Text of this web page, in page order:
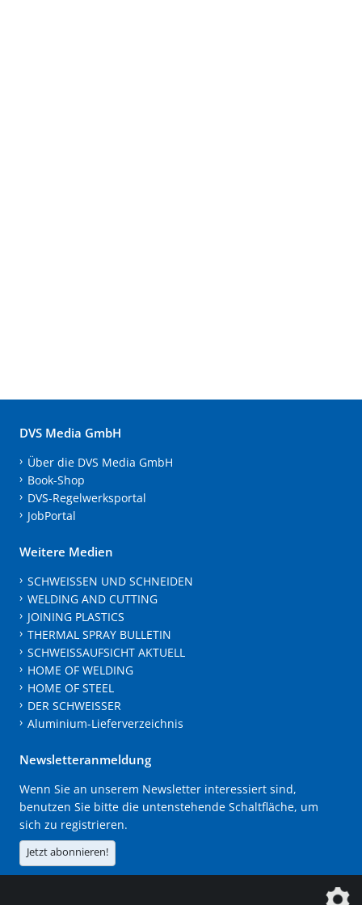
DVS Media GmbH
Über die DVS Media GmbH
Book-Shop
DVS-Regelwerksportal
JobPortal
Weitere Medien
SCHWEISSEN UND SCHNEIDEN
WELDING AND CUTTING
JOINING PLASTICS
THERMAL SPRAY BULLETIN
SCHWEISSAUFSICHT AKTUELL
HOME OF WELDING
HOME OF STEEL
DER SCHWEISSER
Aluminium-Lieferverzeichnis
Newsletteranmeldung
Wenn Sie an unserem Newsletter interessiert sind,
benutzen Sie bitte die untenstehende Schaltfläche, um
sich zu registrieren.
Jetzt abonnieren!